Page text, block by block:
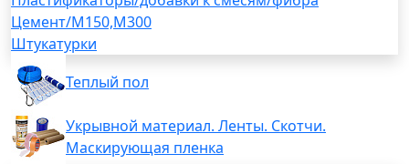
Цемент/М150,М300
Штукатурки
Теплый пол
Укрывной материал. Ленты. Скотчи.
Маскирующая пленка